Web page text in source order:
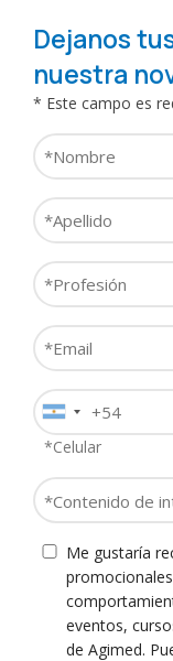
Institución
/
Lugar
de
trabajo
/
Cargo
*
Especialidad
*
Localidad
*
Consulta
Motivo
de
*
Producto
*
Descripción
consulta
Dejanos
nuestra
* Este campo es
Nombre
*
Apellido
*
Profesión
*
Email
*
Teléfono
*
*Celular
Contenido
de
interés
Consentimiento
Me gustaría
eventos,
de Agimed.